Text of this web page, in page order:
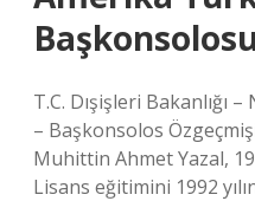
T.C. Dışişleri Bakanlığı
– Başkonsolos
Muhittin Ahmet Yazal,
Lisans eğitimini 1992